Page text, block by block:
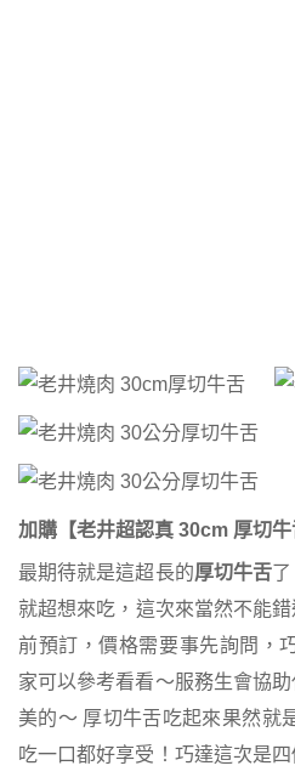
加購【老井超認真 30cm 厚切牛
最期待就是這超長的厚切牛舌
就超想來吃，這次來當然不能
前預訂，價格需要事先詢問，
家可以參考看看～服務生會協
美的～ 厚切牛舌吃起來果然就
吃一口都好享受！巧達這次是